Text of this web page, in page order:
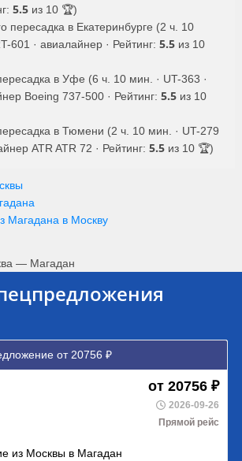
5.5 из 10 🏆)
пересадка в Екатеринбурге (2 ч. 10
601 · авиалайнер · Рейтинг: 5.5 из 10
в Уфе (6 ч. 10 мин. · UT-363 ·
Boeing 737-500 · Рейтинг: 5.5 из 10
в Тюмени (2 ч. 10 мин. · UT-279
ATR ATR 72 · Рейтинг: 5.5 из 10 🏆)
Магадана в Москву
от 20756 ₽
от 20756 ₽
2026-09-26
Прямой рейс
из Москвы в Магадан